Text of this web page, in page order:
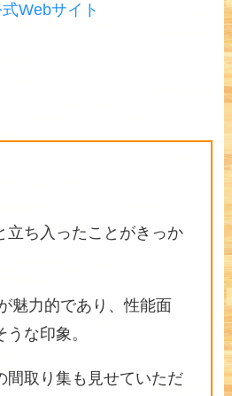
Webサイト
立ち入ったことがきっか
魅力的であり、性能面
な印象。
間取り集も見せていただ